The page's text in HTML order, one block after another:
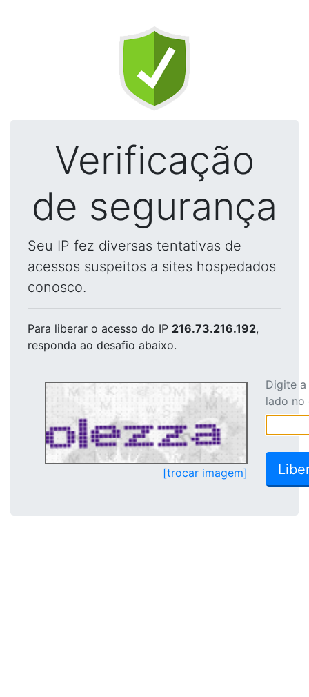
Verificação
de segurança
Seu IP fez diversas tentativas de
acessos suspeitos a sites hospedados
conosco.
Para liberar o acesso do IP 216.73.216.192,
responda ao desafio abaixo.
[trocar imagem]
Digite
lado no